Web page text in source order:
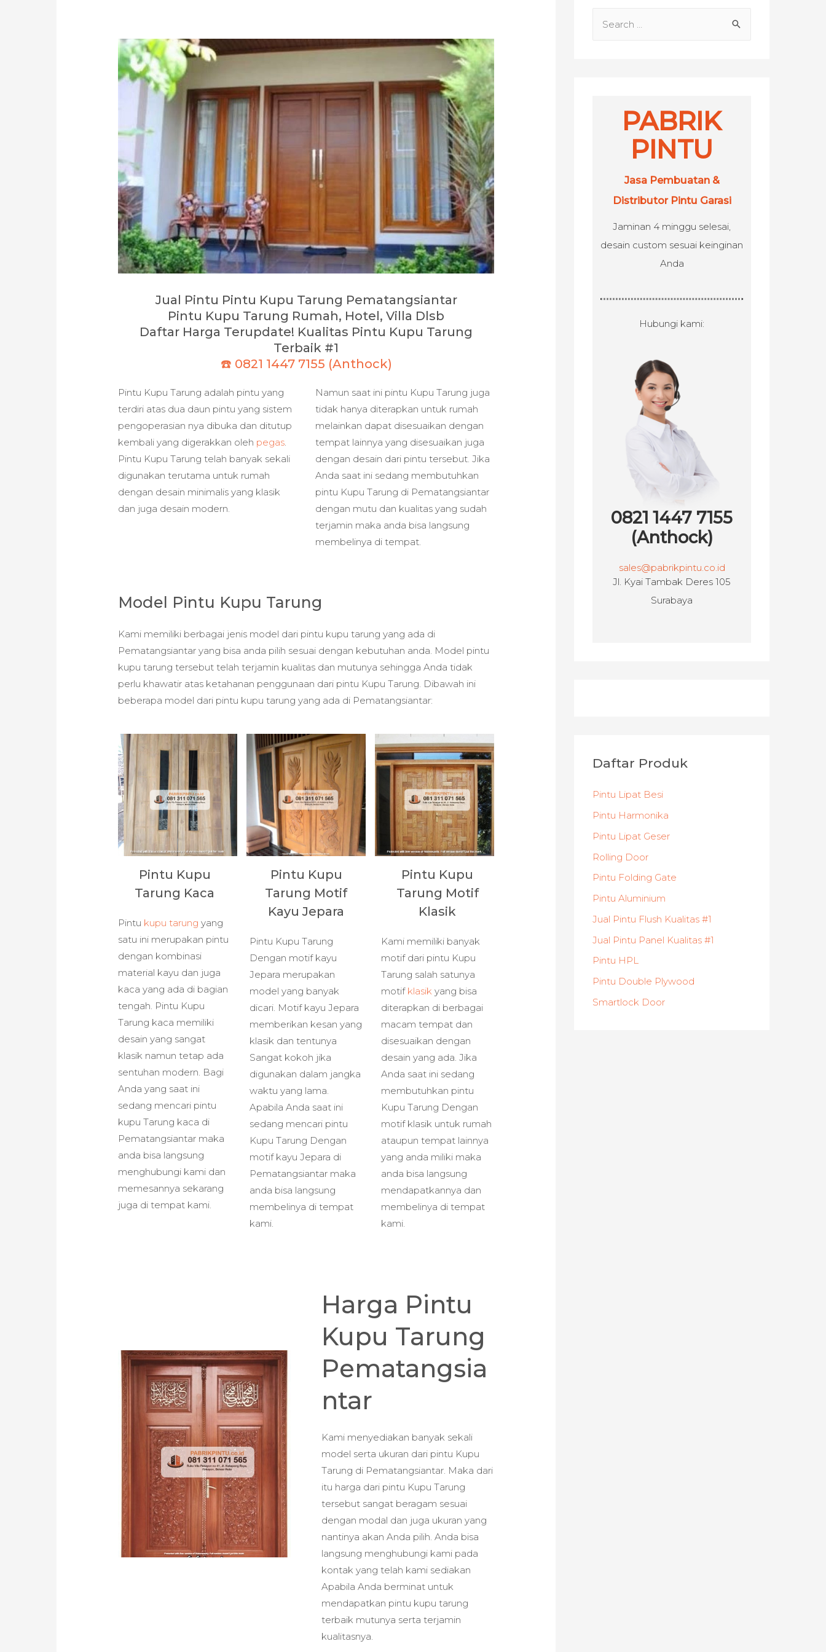
Jual Pintu Pintu Kupu Tarung Pematangsiantar
Pintu Kupu Tarung Rumah, Hotel, Villa Dlsb
Daftar Harga Terupdate! Kualitas Pintu Kupu Tarung
Terbaik #1
☎️ 0821 1447 7155 (Anthock)
Pintu Kupu Tarung adalah pintu yang
terdiri atas dua daun pintu yang sistem
pengoperasian nya dibuka dan ditutup
kembali yang digerakkan oleh pegas.
Pintu Kupu Tarung telah banyak sekali
digunakan terutama untuk rumah
dengan desain minimalis yang klasik
dan juga desain modern.
Namun saat ini pintu Kupu Tarung juga
tidak hanya diterapkan untuk rumah
melainkan dapat disesuaikan dengan
tempat lainnya yang disesuaikan juga
dengan desain dari pintu tersebut. Jika
Anda saat ini sedang membutuhkan
pintu Kupu Tarung di Pematangsiantar
dengan mutu dan kualitas yang sudah
terjamin maka anda bisa langsung
membelinya di tempat.
Model Pintu Kupu Tarung
Kami memiliki berbagai jenis model dari pintu kupu tarung yang ada di
Pematangsiantar yang bisa anda pilih sesuai dengan kebutuhan anda. Model pintu
kupu tarung tersebut telah terjamin kualitas dan mutunya sehingga Anda tidak
perlu khawatir atas ketahanan penggunaan dari pintu Kupu Tarung. Dibawah ini
beberapa model dari pintu kupu tarung yang ada di Pematangsiantar:
Pintu Kupu
Tarung Kaca
Pintu kupu tarung yang
satu ini merupakan pintu
dengan kombinasi
material kayu dan juga
kaca yang ada di bagian
tengah. Pintu Kupu
Tarung kaca memiliki
desain yang sangat
klasik namun tetap ada
sentuhan modern. Bagi
Anda yang saat ini
sedang mencari pintu
kupu Tarung kaca di
Pematangsiantar maka
anda bisa langsung
menghubungi kami dan
memesannya sekarang
juga di tempat kami.
Pintu Kupu
Tarung Motif
Kayu Jepara
Pintu Kupu Tarung
Dengan motif kayu
Jepara merupakan
model yang banyak
dicari. Motif kayu Jepara
memberikan kesan yang
klasik dan tentunya
Sangat kokoh jika
digunakan dalam jangka
waktu yang lama.
Apabila Anda saat ini
sedang mencari pintu
Kupu Tarung Dengan
motif kayu Jepara di
Pematangsiantar maka
anda bisa langsung
membelinya di tempat
kami.
Pintu Kupu
Tarung Motif
Klasik
Kami memiliki banyak
motif dari pintu Kupu
Tarung salah satunya
motif klasik yang bisa
diterapkan di berbagai
macam tempat dan
disesuaikan dengan
desain yang ada. Jika
Anda saat ini sedang
membutuhkan pintu
Kupu Tarung Dengan
motif klasik untuk rumah
ataupun tempat lainnya
yang anda miliki maka
anda bisa langsung
mendapatkannya dan
membelinya di tempat
kami.
Harga Pintu
Kupu Tarung
Pematangsia
ntar
Kami menyediakan banyak sekali
model serta ukuran dari pintu Kupu
Tarung di Pematangsiantar. Maka dari
itu harga dari pintu Kupu Tarung
tersebut sangat beragam sesuai
dengan modal dan juga ukuran yang
nantinya akan Anda pilih. Anda bisa
langsung menghubungi kami pada
kontak yang telah kami sediakan
Apabila Anda berminat untuk
mendapatkan pintu kupu tarung
terbaik mutunya serta terjamin
kualitasnya.
PABRIK
PINTU
Jasa Pembuatan &
Distributor Pintu Garasi
Jaminan 4 minggu selesai,
desain custom sesuai keinginan
Anda
Hubungi kami:
0821 1447 7155
(Anthock)
sales@pabrikpintu.co.id
Jl. Kyai Tambak Deres 105
Surabaya
Daftar Produk
Pintu Lipat Besi
Pintu Harmonika
Pintu Lipat Geser
Rolling Door
Pintu Folding Gate
Pintu Aluminium
Jual Pintu Flush Kualitas #1
Jual Pintu Panel Kualitas #1
Pintu HPL
Pintu Double Plywood
Smartlock Door